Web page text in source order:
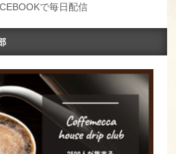
で毎日配信